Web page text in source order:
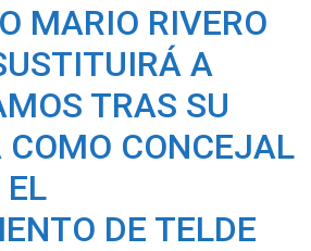
MARIO RIVERO
A
TRAS SU
COMO CONCEJAL
EL
DE TELDE